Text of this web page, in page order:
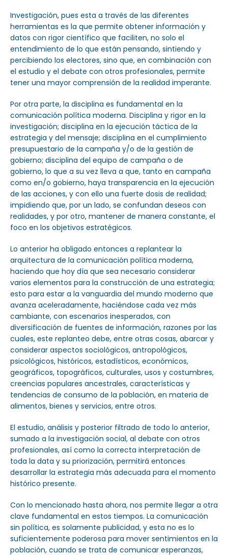
Investigación, pues esta a través de las diferentes
herramientas es la que permite obtener información y
datos con rigor científico que faciliten, no solo el
entendimiento de lo que están pensando, sintiendo y
percibiendo los electores, sino que, en combinación con
el estudio y el debate con otros profesionales, permite
tener una mayor comprensión de la realidad imperante.
Por otra parte, la disciplina es fundamental en la
comunicación política moderna. Disciplina y rigor en la
investigación; disciplina en la ejecución táctica de la
estrategia y del mensaje; disciplina en el cumplimiento
presupuestario de la campaña y/o de la gestión de
gobierno; disciplina del equipo de campaña o de
gobierno, lo que a su vez lleva a que, tanto en campaña
como en/o gobierno, haya transparencia en la ejecución
de las acciones, y con ello una fuerte dosis de realidad;
impidiendo que, por un lado, se confundan deseos con
realidades, y por otro, mantener de manera constante, el
foco en los objetivos estratégicos.
Lo anterior ha obligado entonces a replantear la
arquitectura de la comunicación política moderna,
haciendo que hoy día que sea necesario considerar
varios elementos para la construcción de una estrategia;
esto para estar a la vanguardia del mundo moderno que
avanza aceleradamente, haciéndose cada vez más
cambiante, con escenarios inesperados, con
diversificación de fuentes de información, razones por las
cuales, este replanteo debe, entre otras cosas, abarcar y
considerar aspectos sociológicos, antropológicos,
psicológicos, históricos, estadísticos, económicos,
geográficos, topográficos, culturales, usos y costumbres,
creencias populares ancestrales, características y
tendencias de consumo de la población, en materia de
alimentos, bienes y servicios, entre otros.
El estudio, análisis y posterior filtrado de todo lo anterior,
sumado a la investigación social, al debate con otros
profesionales, así como la correcta interpretación de
toda la data y su priorización, permitirá entonces
desarrollar la estrategia más adecuada para el momento
histórico presente.
Con lo mencionado hasta ahora, nos permite llegar a otra
clave fundamental en estos tiempos. La comunicación
sin política, es solamente publicidad, y esta no es lo
suficientemente poderosa para mover sentimientos en la
población, cuando se trata de comunicar esperanzas,